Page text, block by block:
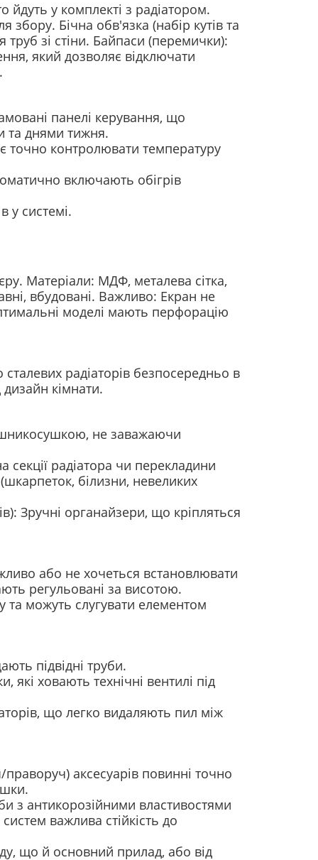
у комплекті з радіатором.
збору. Бічна обв'язка (набір кутів та
зі стіни. Байпаси (перемички):
який дозволяє відключати
панелі керування, що
та днями тижня.
точно контролювати температуру
включають обігрів
у системі.
Матеріали: МДФ, металева сітка,
вбудовані. Важливо: Екран не
моделі мають перфорацію
радіаторів безпосередньо в
кімнати.
не заважаючи
радіатора чи перекладини
білизни, невеликих
Зручні органайзери, що кріпляться
або не хочеться встановлювати
регульовані за висотою.
та можуть слугувати елементом
підвідні труби.
ховають технічні вентилі під
що легко видаляють пил між
праворуч) аксесуарів повинні точно
з антикорозійними властивостями
важлива стійкість до
що й основний прилад, або від